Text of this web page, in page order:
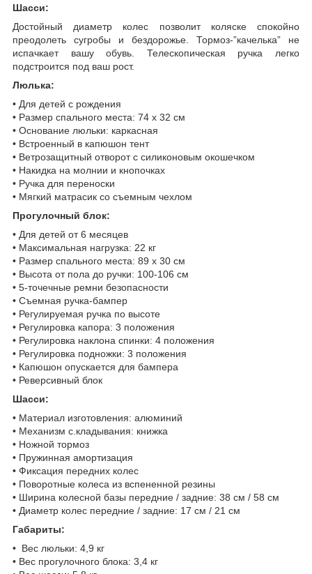
Шасси:
Достойный диаметр колес позволит коляске спокойно
преодолеть сугробы и бездорожье. Тормоз-”качелька” не
испачкает вашу обувь. Телескопическая ручка легко
подстроится под ваш рост.
Люлька:
• Для детей с рождения
• Размер спального места: 74 х 32 см
• Основание люльки: каркасная
• Встроенный в капюшон тент
• Ветрозащитный отворот с силиконовым окошечком
• Накидка на молнии и кнопочках
• Ручка для переноски
• Мягкий матрасик со съемным чехлом
Прогулочный блок:
• Для детей от 6 месяцев
• Максимальная нагрузка: 22 кг
• Размер спального места: 89 х 30 см
• Высота от пола до ручки: 100-106 см
• 5-точечные ремни безопасности
• Съемная ручка-бампер
• Регулируемая ручка по высоте
• Регулировка капора: 3 положения
• Регулировка наклона спинки: 4 положения
• Регулировка подножки: 3 положения
• Капюшон опускается для бампера
• Реверсивный блок
Шасси:
• Материал изготовления: алюминий
• Механизм с.кладывания: книжка
• Ножной тормоз
• Пружинная амортизация
• Фиксация передних колес
• Поворотные колеса из вспененной резины
• Ширина колесной базы передние / задние: 38 см / 58 см
• Диаметр колес передние / задние: 17 см / 21 см
Габариты:
• Вес люльки: 4,9 кг
• Вес прогулочного блока: 3,4 кг